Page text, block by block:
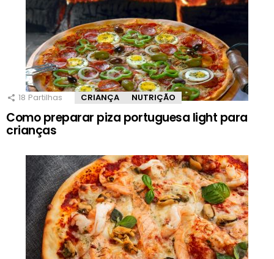
18 Partilhas CRIANÇA NUTRIÇÃO
Como preparar piza portuguesa light para
crianças